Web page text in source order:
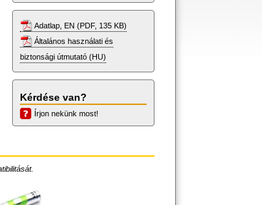
Adatlap, EN (PDF, 135 KB)
Általános használati és
biztonsági útmutató (HU)
Kérdése van?
Írjon nekünk most!